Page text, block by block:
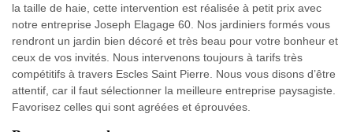
la taille de haie, cette intervention est réalisée à petit prix avec
notre entreprise Joseph Elagage 60. Nos jardiniers formés vous
rendront un jardin bien décoré et très beau pour votre bonheur et
ceux de vos invités. Nous intervenons toujours à tarifs très
compétitifs à travers Escles Saint Pierre. Nous vous disons d’être
attentif, car il faut sélectionner la meilleure entreprise paysagiste.
Favorisez celles qui sont agréées et éprouvées.